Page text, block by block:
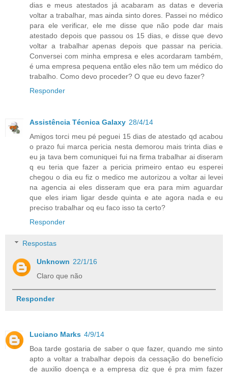
dias e meus atestados já acabaram as datas e deveria
voltar a trabalhar, mas ainda sinto dores. Passei no médico
para ele verificar, ele me disse que não pode dar mais
atestado depois que passou os 15 dias, e disse que devo
voltar a trabalhar apenas depois que passar na pericia.
Conversei com minha empresa e eles acordaram também,
é uma empresa pequena então eles não tem um médico do
trabalho. Como devo proceder? O que eu devo fazer?
Responder
Assistência Técnica Galaxy 28/4/14
Amigos torci meu pé peguei 15 dias de atestado qd acabou
o prazo fui marca pericia nesta demorou mais trinta dias e
eu ja tava bem comuniquei fui na firma trabalhar ai diseram
q eu teria que fazer a pericia primeiro entao eu esperei
chegou o dia eu fiz o medico me autorizou a voltar ai levei
na agencia ai eles disseram que era para mim aguardar
que eles iriam ligar desde quinta e ate agora nada e eu
preciso trabalhar oq eu faco isso ta certo?
Responder
Respostas
Unknown 22/1/16
Claro que não
Responder
Luciano Marks 4/9/14
Boa tarde gostaria de saber o que fazer, quando me sinto
apto a voltar a trabalhar depois da cessação do benefício
de auxilio doença e a empresa diz que é pra mim fazer